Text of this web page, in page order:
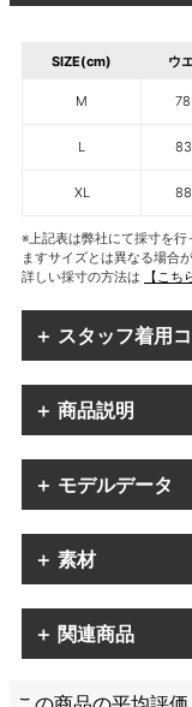
SIZE(cm) ウ
M
L
XL
※上記表は弊社にて採寸を
ますサイズとは異なる場合
詳しい採寸の方法は
【こち
＋ スタッフ着用
＋ 商品説明
＋ モデルデータ
＋ 素材
＋ 関連商品